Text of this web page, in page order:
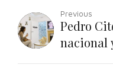
Previous
Pedro
nacional